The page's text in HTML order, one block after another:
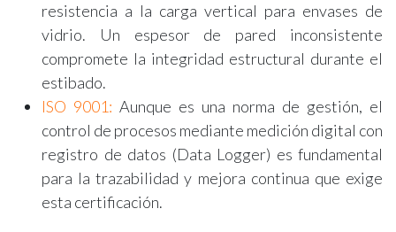
resistencia a la carga vertical para envases de
vidrio. Un espesor de pared inconsistente
compromete la integridad estructural durante el
estibado.
ISO 9001: Aunque es una norma de gestión, el
control de procesos mediante medición digital con
registro de datos (Data Logger) es fundamental
para la trazabilidad y mejora continua que exige
esta certificación.